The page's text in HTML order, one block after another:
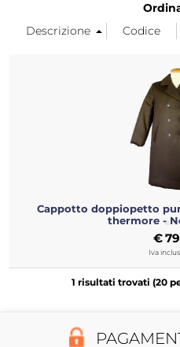
Cappotto doppiopetto
thermore -
€
Iva
1 risultati trovati (20